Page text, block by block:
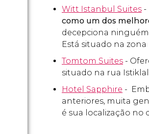
Witt Istanbul Suites -
como um dos
decepciona
Está situado na
Tomtom Suites -
situado na rua Istiklal
Hotel Sapphire -
anteriores, muita
é sua localização no